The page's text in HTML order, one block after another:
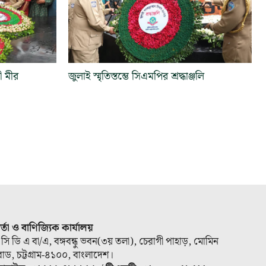
মীর জুলাই স্মৃতিস্তম্ভে সিএমপির শ্রদ্ধাঞ্জলি
ও বাণিজ্যিক কার্যালয়
ডি এ বা/এ, বঙ্গবন্ধু ভবন(৩য় তলা), চেরাগী পাহাড়, মোমিন
চট্টগ্রাম-৪১০০, বাংলাদেশ।